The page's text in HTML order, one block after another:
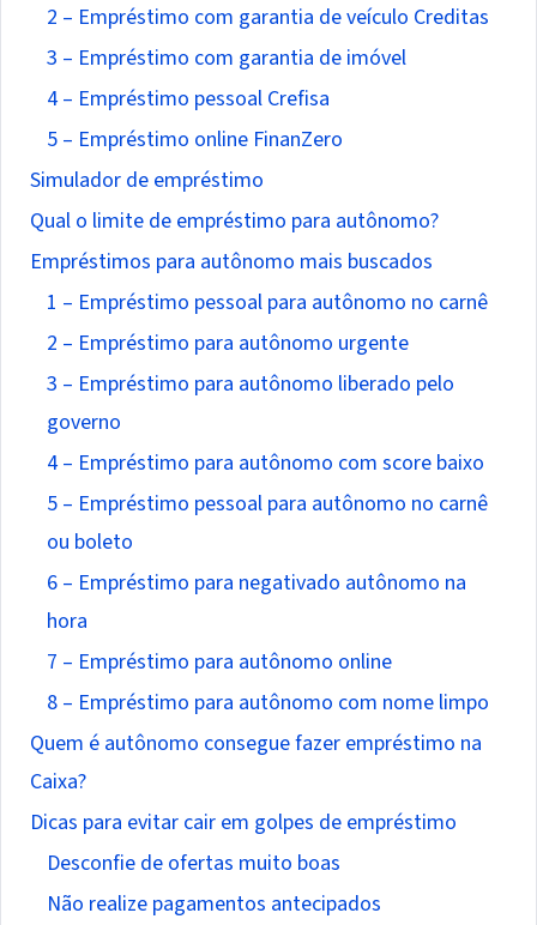
2 – Empréstimo com garantia de veículo Creditas
3 – Empréstimo com garantia de imóvel
4 – Empréstimo pessoal Crefisa
5 – Empréstimo online FinanZero
Simulador de empréstimo
Qual o limite de empréstimo para autônomo?
Empréstimos para autônomo mais buscados
1 – Empréstimo pessoal para autônomo no carnê
2 – Empréstimo para autônomo urgente
3 – Empréstimo para autônomo liberado pelo
governo
4 – Empréstimo para autônomo com score baixo
5 – Empréstimo pessoal para autônomo no carnê
ou boleto
6 – Empréstimo para negativado autônomo na
hora
7 – Empréstimo para autônomo online
8 – Empréstimo para autônomo com nome limpo
Quem é autônomo consegue fazer empréstimo na
Caixa?
Dicas para evitar cair em golpes de empréstimo
Desconfie de ofertas muito boas
Não realize pagamentos antecipados